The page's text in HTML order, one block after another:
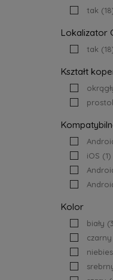
tak
Lokalizator
tak
Kształt
iOS (1)
Kolor
biały
czarny